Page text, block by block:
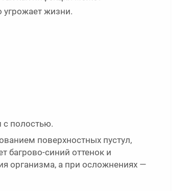
угрожает жизни.
с полостью.
поверхностных пустул,
багрово-синий оттенок и
организма, а при осложнениях —